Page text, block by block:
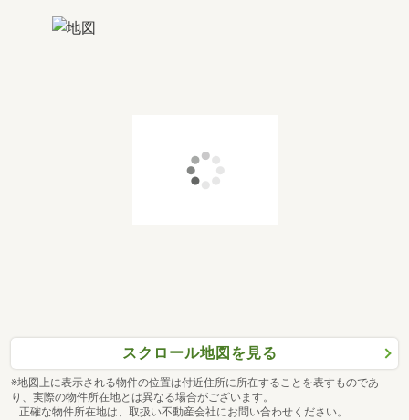
スクロール地図を見る
※地図上に表示される物件の位置は付近住所に所在することを表すものであ
り、実際の物件所在地とは異なる場合がございます。
正確な物件所在地は、取扱い不動産会社にお問い合わせください。